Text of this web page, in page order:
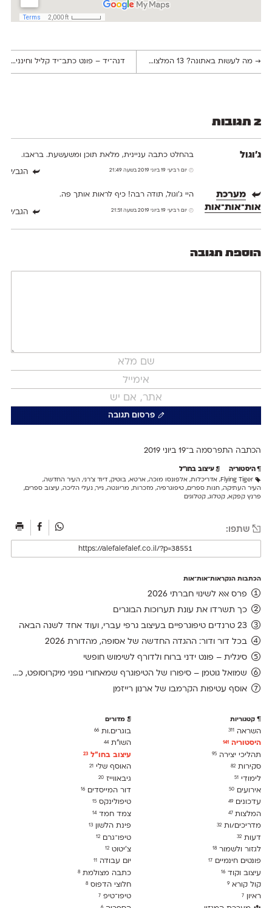
→מה לעשות באתונה? 13 המלצות למעצבים גרפיים דנה־יד – פונט כתב־יד קליל וחינני לשימוש חופשי
2 תגובות
ג'וגול בהחלט כתבה עניינית, מלאת תוכן ומשעשעת. בראבו.
יום רביעי 19 ביוני 2019 בשעה 21:49 הגב/י
מערכת
אות־אות־אות
היי ג'וגול, תודה רבה! כיף לראות אותך פה.
יום רביעי 19 ביוני 2019 בשעה 21:51 הגב/י
הוספת תגובה
פרסום תגובה
הכתבה התפרסמה ב־19 ב יוני 2019
היסטוריה עיצוב בחו"ל
Flying Tiger
, אדריכלות, אלפונסו מוכה, ארטא, בוטיק, דיוד צ'רני, העיר החדשה,
העיר העתיקה, חנות ספרים, טיפוגרפיה, מזכרות, מריונטה, נייר, נעלי הליכה, עיצוב ספרים,
פרנץ קפקא, קטלוג, קטלוגים
שתפו:
הכתבות הנקראות־אות־אות
פרס אאא לשינוי חברתי 2026
כך תשרדו את עונת תערוכות הבוגרים
23 טרנדים טיפוגרפיים בעיצוב גרפי עברי, ועוד אחד לשנה הבאה
בכל דור ודור: ההגדה החדשה של אסופה, מהדורת 2026
סיגלית – פונט ידני ברוח ולדורף לשימוש חופשי
שמואל גוטמן – סיפורו של הטיפוגרף שמאחורי גופני מיקרוסופט, כפי שנחשף בארכיון של נינתו
אוסף עטיפות הקרמבו של ארנון רייזמן
קטגוריות
השראה 311
היסטוריה 141
תהליכי יצירה 95
סקירות 82
לימודִי 51
אירועים 50
עדכונים 49
המלצות47
מדריכים/ות 32
דעות 32
לגזור ולשמור 18
פונטים חינמיים 17
עיצוב וקוד 16
קול קורא 9
ראיון 7
מדורים
בוגרים.ות66
השו״ת44
עיצוב בחו"ל23
האוסף שלי21
גיבאווייז20
דור המייסדים16
טיפולינקס15
צמד חמד14
פינת הלשון13
טיפו־גרם12
צ׳יטוט12
יום עבודה11
כתבה מצולמת8
חלוצי הדפוס8
טיפו־טיפ7